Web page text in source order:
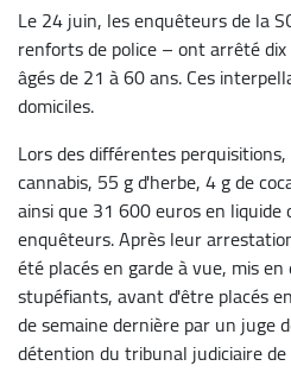
Le 24 juin, les enquêteurs de la
renforts de police – ont arrêté
âgés de 21 à 60 ans. Ces
domiciles.
Lors des différentes
cannabis, 55 g d'herbe, 4 g de
ainsi que 31 600 euros en liquide
enquêteurs. Après leur
été placés en garde à vue, mis
stupéfiants, avant d'être placés
de semaine dernière par un juge
détention du tribunal judiciaire